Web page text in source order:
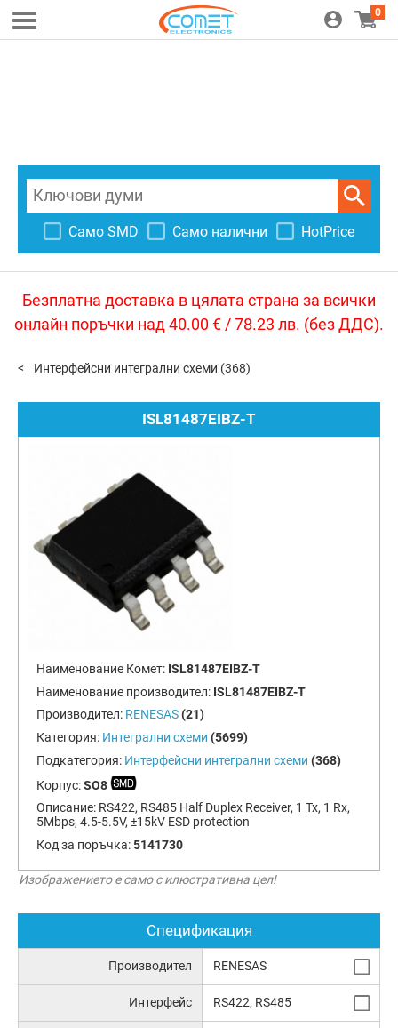
0
Само SMD Само налични HotPrice
Безплатна доставка в цялата страна за всички
онлайн поръчки над 40.00 € / 78.23 лв. (без ДДС).
Интерфейсни интегрални схеми (368)
ISL81487EIBZ-T
Наименование Комет: ISL81487EIBZ-T
Наименование производител: ISL81487EIBZ-T
Производител: RENESAS (21)
Категория: Интегрални схеми (5699)
Подкатегория: Интерфейсни интегрални схеми (368)
Корпус:SO8
Описание: RS422, RS485 Half Duplex Receiver, 1 Tx, 1 Rx,
5Mbps, 4.5-5.5V, ±15kV ESD protection
Код за поръчка:5141730
Изображението е само с илюстративна цел!
Спецификация
Производител RENESAS
Интерфейс RS422, RS485